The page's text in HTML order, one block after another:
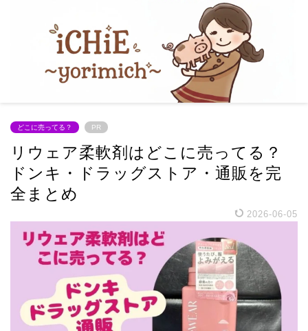
どこに売ってる？ PR
リウェア柔軟剤はどこに売ってる？
ドンキ・ドラッグストア・通販を完
全まとめ
2026-06-05